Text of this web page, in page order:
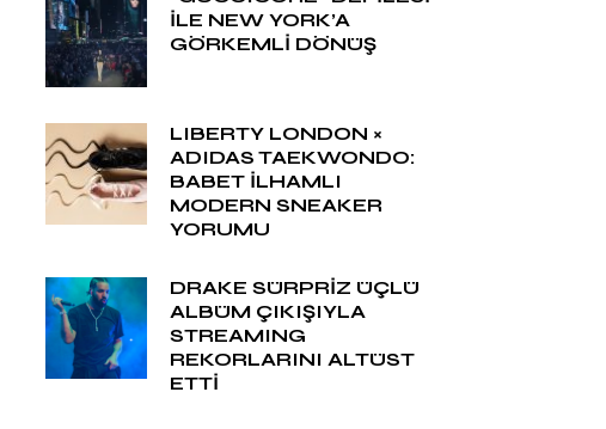
İLE NEW YORK’A
GÖRKEMLİ DÖNÜŞ
LIBERTY LONDON ×
ADIDAS TAEKWONDO:
BABET İLHAMLI
MODERN SNEAKER
YORUMU
DRAKE SÜRPRİZ ÜÇLÜ
ALBÜM ÇIKIŞIYLA
STREAMING
REKORLARINI ALTÜST
ETTİ